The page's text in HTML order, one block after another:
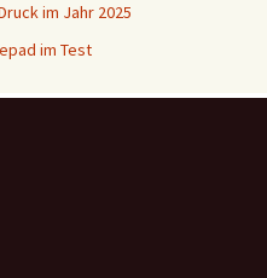
im Jahr 2025
im Test